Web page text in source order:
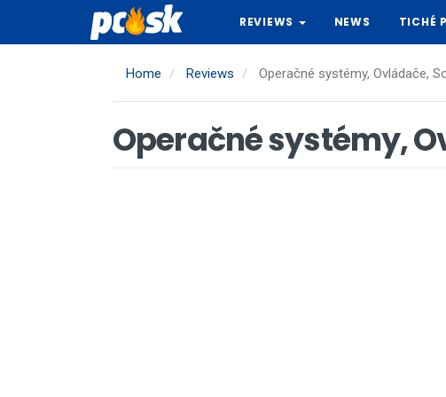
main
REVIEWS NEWS TICHÉ
Home Reviews Operačné systémy, Ovládače,
Operačné systémy,